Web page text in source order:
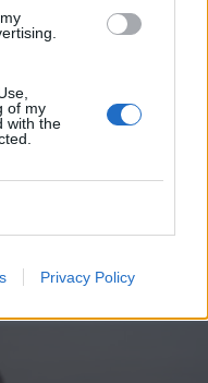
of my
with the
Privacy Policy
nőtt a